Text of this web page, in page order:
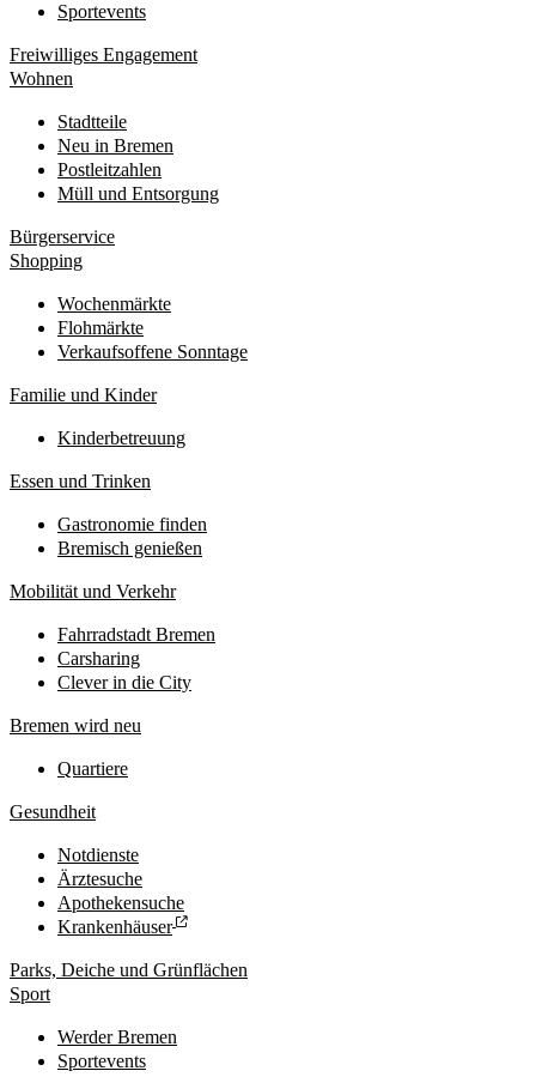
Sportevents
Freiwilliges Engagement
Wohnen
Stadtteile
Neu in Bremen
Postleitzahlen
Müll und Entsorgung
Bürgerservice
Shopping
Wochenmärkte
Flohmärkte
Verkaufsoffene Sonntage
Familie und Kinder
Kinderbetreuung
Essen und Trinken
Gastronomie finden
Bremisch genießen
Mobilität und Verkehr
Fahrradstadt Bremen
Carsharing
Clever in die City
Bremen wird neu
Quartiere
Gesundheit
Notdienste
Ärztesuche
Apothekensuche
Krankenhäuser
Parks, Deiche und Grünflächen
Sport
Werder Bremen
Sportevents